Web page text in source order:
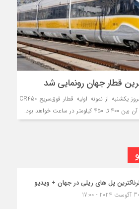
قطار جهان رونمایی شد
شرکت راه‌آهن چین CR امروز یکشنبه از نمونه اولیه قطار فوق‌سریع CR450
خواهد بود.
پل های ریلی در جهان + ویدیو